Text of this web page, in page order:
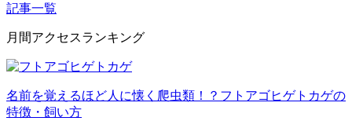
記事一覧
月間アクセスランキング
名前を覚えるほど人に懐く爬虫類！？フトアゴヒゲトカゲの
特徴・飼い方